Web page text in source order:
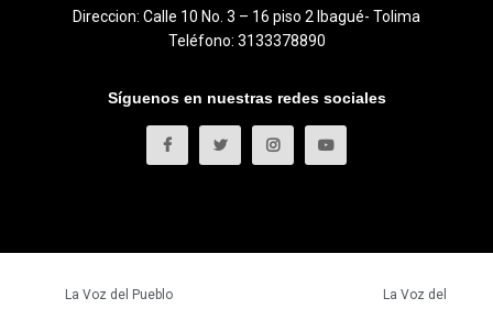
Direccion: Calle 10 No. 3 – 16 piso 2 Ibagué- Tolima
Teléfono: 3133378890
Síguenos en nuestras redes sociales
La Voz del Pueblo La Voz del